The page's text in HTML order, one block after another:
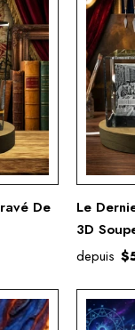
De
Le
3D
depuis